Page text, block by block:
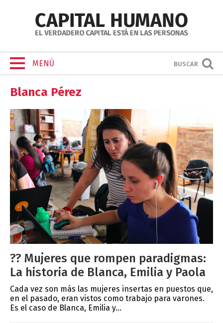
MENÚ BUSCAR
Blanca Pérez
?? Mujeres que rompen paradigmas:
La historia de Blanca, Emilia y Paola
Cada vez son más las mujeres insertas en puestos que,
en el pasado, eran vistos como trabajo para varones.
Es el caso de Blanca, Emilia y...